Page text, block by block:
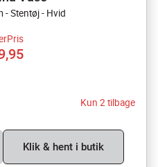
- Stentøj - Hvid
Kun 2 tilbage
Klik & hent i butik